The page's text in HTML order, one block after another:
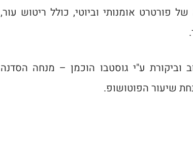
פורטרט אומנותי וביוטי, כולל ריטוש עור,
וביקורת ע"י גוסטבו הוכמן – מנחה הסדנה